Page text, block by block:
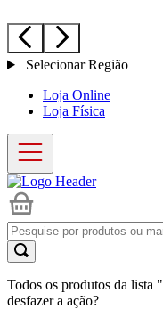
Selecionar Região
Loja Online
Loja Física
Todos os produtos da lista "
desfazer a ação?